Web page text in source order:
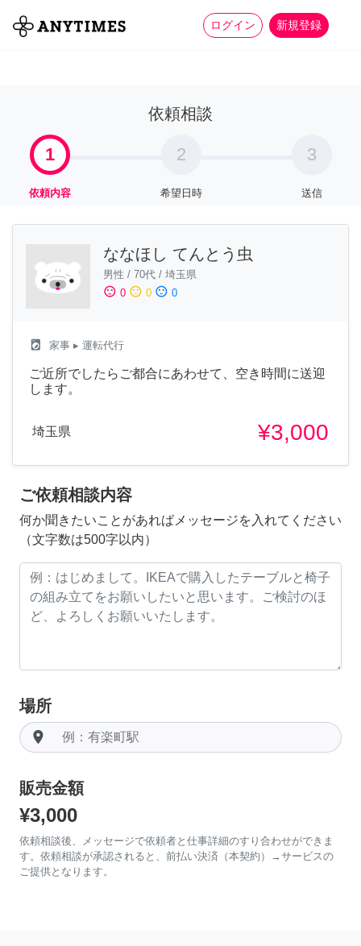
ログイン 新規登録
全て 家事 more_horiz
依頼相談
1
依頼内容
2
希望日時
3
送信
ななほし てんとう虫
男性 / 70代 / 埼玉県
sentiment_satisfied 0 sentiment_neutral 0 sentiment_dissatisfied 0
local_laundry_service 家事 ▸ 運転代行
ご近所でしたらご都合にあわせて、空き時間に送迎
します。
埼玉県 ¥3,000
ご依頼相談内容
何か聞きたいことがあればメッセージを入れてください
（文字数は500字以内）
場所
room
販売金額
¥3,000
依頼相談後、メッセージで依頼者と仕事詳細のすり合わせができま
す。依頼相談が承認されると、前払い決済（本契約）→サービスの
ご提供となります。